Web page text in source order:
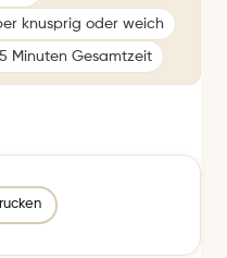
knusprig oder weich
Minuten Gesamtzeit